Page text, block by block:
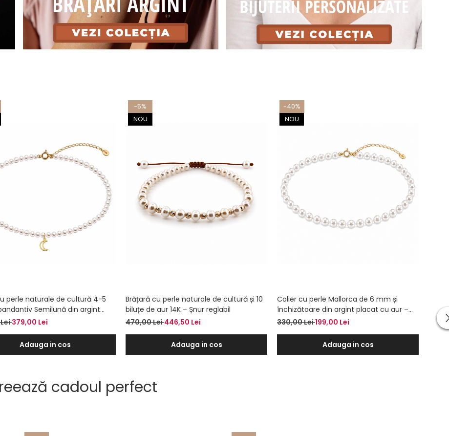
perle naturale de cultură 4-5
Semilună din argint
aur – Colier la baza gâtului
379,00 Lei
Adauga in cos
-5%
NOU
Brățară cu perle naturale de cultură și 10
biluțe de aur 14K – Șnur reglabil
470,00 Lei446,50 Lei
Adauga in cos
-40%
NOU
Colier cu perle Mallorca de 6 mm și
închizătoare din argint placat cu aur –
Colier la baza gâtului
330,00 Lei199,00 Lei
Adauga in cos
cadoul perfect